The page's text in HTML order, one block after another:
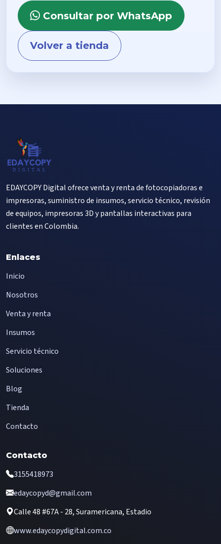
Consultar por WhatsApp
Volver a tienda
EDAYCOPY Digital ofrece venta y renta de fotocopiadoras e
impresoras, suministro de insumos, servicio técnico, revisión
de equipos, impresoras 3D y pantallas interactivas para
clientes en Colombia.
Enlaces
Inicio
Nosotros
Venta y renta
Insumos
Servicio técnico
Soluciones
Blog
Tienda
Contacto
Contacto
3155418973
edaycopyd@gmail.com
Calle 48 #67A - 28, Suramericana, Estadio
www.edaycopydigital.com.co